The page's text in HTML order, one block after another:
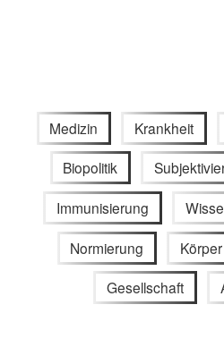
Medizin Krankheit
Biopolitik
Immunisierung
Normierung Körper
Gesellschaft